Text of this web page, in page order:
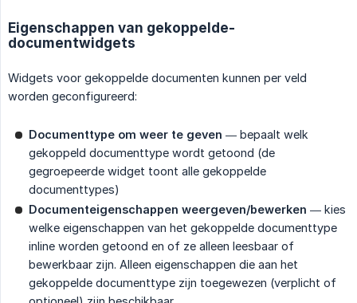
Eigenschappen van gekoppelde-
documentwidgets
Widgets voor gekoppelde documenten kunnen per veld
worden geconfigureerd:
Documenttype om weer te geven — bepaalt welk
gekoppeld documenttype wordt getoond (de
gegroepeerde widget toont alle gekoppelde
documenttypes)
Documenteigenschappen weergeven/bewerken — kies
welke eigenschappen van het gekoppelde documenttype
inline worden getoond en of ze alleen leesbaar of
bewerkbaar zijn. Alleen eigenschappen die aan het
gekoppelde documenttype zijn toegewezen (verplicht of